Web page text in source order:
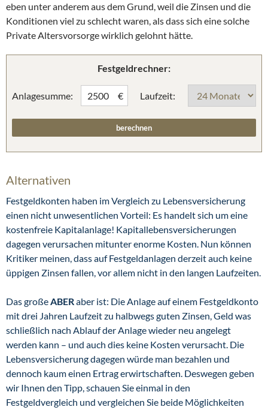
eben unter anderem aus dem Grund, weil die Zinsen und die
Konditionen viel zu schlecht waren, als dass sich eine solche
Private Altersvorsorge wirklich gelohnt hätte.
Festgeldrechner:
Anlagesumme: € Laufzeit:
Alternativen
Festgeldkonten haben im Vergleich zu Lebensversicherung
einen nicht unwesentlichen Vorteil: Es handelt sich um eine
kostenfreie Kapitalanlage! Kapitallebensversicherungen
dagegen verursachen mitunter enorme Kosten. Nun können
Kritiker meinen, dass auf Festgeldanlagen derzeit auch keine
üppigen Zinsen fallen, vor allem nicht in den langen Laufzeiten.
Das großeABERaber ist: Die Anlage auf einem Festgeldkonto
mit drei Jahren Laufzeit zu halbwegs guten Zinsen, Geld was
schließlich nach Ablauf der Anlage wieder neu angelegt
werden kann – und auch dies keine Kosten verursacht. Die
Lebensversicherung dagegen würde man bezahlen und
dennoch kaum einen Ertrag erwirtschaften. Deswegen geben
wir Ihnen den Tipp, schauen Sie einmal in den
Festgeldvergleich und vergleichen Sie beide Möglichkeiten